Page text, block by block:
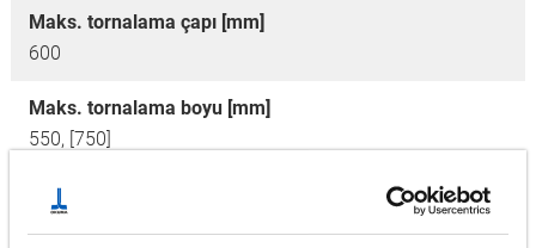
Maks. tornalama çapı [mm]
600
Maks. tornalama boyu [mm]
550, [750]
İş mili devri [d/dk]